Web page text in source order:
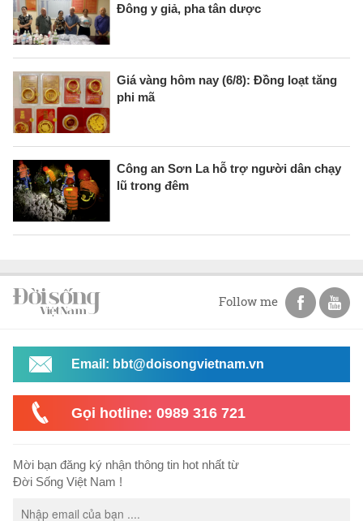
Đông y giả, pha tân dược
Giá vàng hôm nay (6/8): Đồng loạt tăng
phi mã
Công an Sơn La hỗ trợ người dân chạy
lũ trong đêm
Follow me
Email: bbt@doisongvietnam.vn
Gọi hotline: 0989 316 721
Mời bạn đăng ký nhận thông tin hot nhất từ
Đời Sống Việt Nam !